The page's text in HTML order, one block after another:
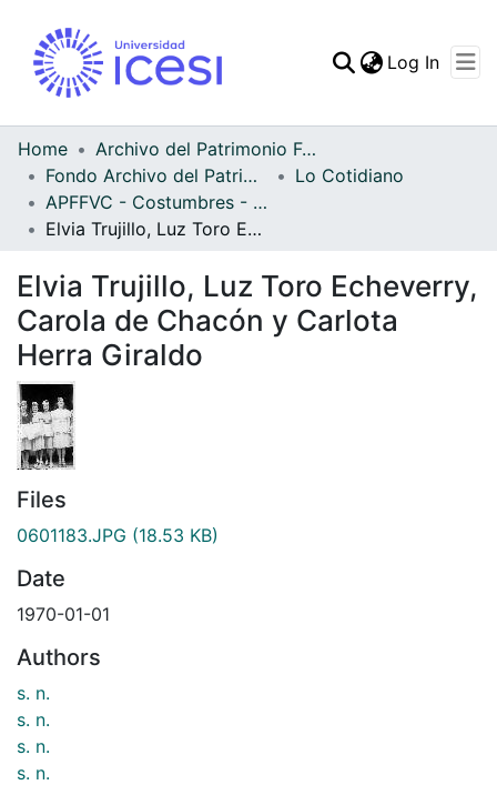
Statistics
Log In
Home
Archivo del Patrimonio Fotográfico y Fílmico del Valle del Cauca
Fondo Archivo del Patrimonio Fotográfico y Fílmico del Valle del Cauca
Lo Cotidiano
APFFVC - Costumbres - Patrimonial
Elvia Trujillo, Luz Toro Echeverry, Carola de Chacón y Carlota Herra Giraldo
Elvia Trujillo, Luz Toro Echeverry,
Carola de Chacón y Carlota
Herra Giraldo
Files
0601183.JPG (18.53 KB)
Date
1970-01-01
Authors
s. n.
s. n.
s. n.
s. n.